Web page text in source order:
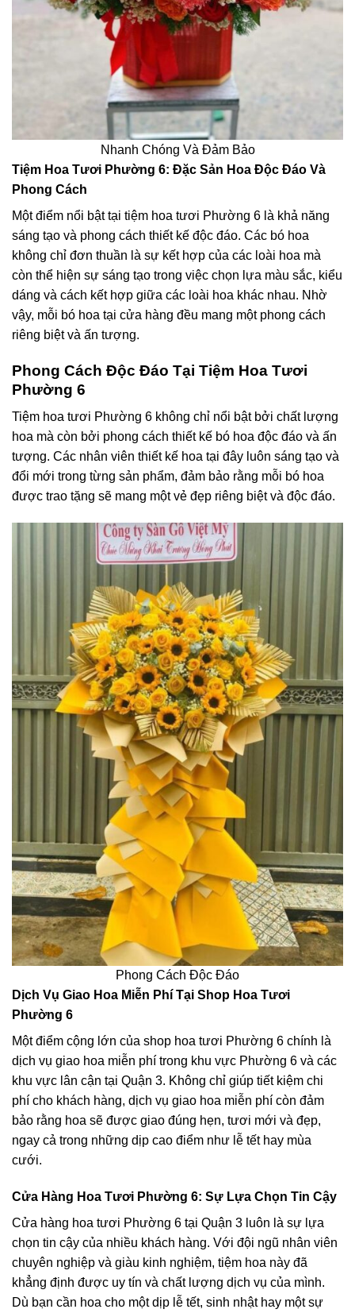
Nhanh Chóng Và Đảm Bảo
Tiệm Hoa Tươi Phường 6: Đặc Sản Hoa Độc Đáo Và
Phong Cách
Một điểm nổi bật tại tiệm hoa tươi Phường 6 là khả năng
sáng tạo và phong cách thiết kế độc đáo. Các bó hoa
không chỉ đơn thuần là sự kết hợp của các loài hoa mà
còn thể hiện sự sáng tạo trong việc chọn lựa màu sắc, kiểu
dáng và cách kết hợp giữa các loài hoa khác nhau. Nhờ
vậy, mỗi bó hoa tại cửa hàng đều mang một phong cách
riêng biệt và ấn tượng.
Phong Cách Độc Đáo Tại Tiệm Hoa Tươi
Phường 6
Tiệm hoa tươi Phường 6 không chỉ nổi bật bởi chất lượng
hoa mà còn bởi phong cách thiết kế bó hoa độc đáo và ấn
tượng. Các nhân viên thiết kế hoa tại đây luôn sáng tạo và
đổi mới trong từng sản phẩm, đảm bảo rằng mỗi bó hoa
được trao tặng sẽ mang một vẻ đẹp riêng biệt và độc đáo.
Phong Cách Độc Đáo
Dịch Vụ Giao Hoa Miễn Phí Tại Shop Hoa Tươi
Phường 6
Một điểm cộng lớn của shop hoa tươi Phường 6 chính là
dịch vụ giao hoa miễn phí trong khu vực Phường 6 và các
khu vực lân cận tại Quận 3. Không chỉ giúp tiết kiệm chi
phí cho khách hàng, dịch vụ giao hoa miễn phí còn đảm
bảo rằng hoa sẽ được giao đúng hẹn, tươi mới và đẹp,
ngay cả trong những dịp cao điểm như lễ tết hay mùa
cưới.
Cửa Hàng Hoa Tươi Phường 6: Sự Lựa Chọn Tin Cậy
Cửa hàng hoa tươi Phường 6 tại Quận 3 luôn là sự lựa
chọn tin cậy của nhiều khách hàng. Với đội ngũ nhân viên
chuyên nghiệp và giàu kinh nghiệm, tiệm hoa này đã
khẳng định được uy tín và chất lượng dịch vụ của mình.
Dù bạn cần hoa cho một dịp lễ tết, sinh nhật hay một sự